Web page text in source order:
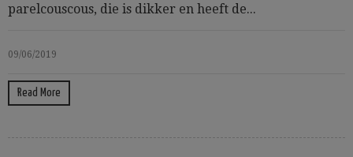
parelcouscous, die is dikker en heeft de...
09/06/2019
Read More